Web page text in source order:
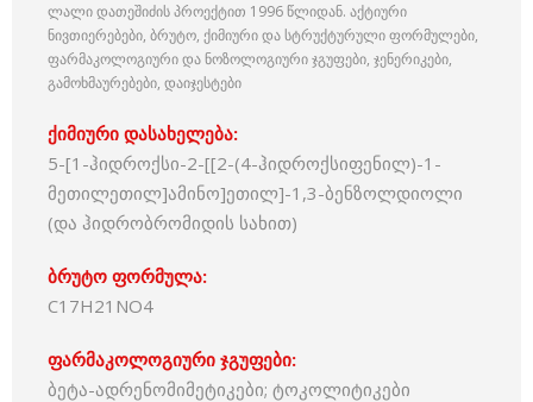
ლალი დათეშიძის პროექტით 1996 წლიდან. აქტიური
ნივთიერებები, ბრუტო, ქიმიური და სტრუქტურული ფორმულები,
ფარმაკოლოგიური და ნოზოლოგიური ჯგუფები, ჯენერიკები,
გამოხმაურებები, დაიჯესტები
ქიმიური დასახელება:
5-[1-ჰიდროქსი-2-[[2-(4-ჰიდროქსიფენილ)-1-
მეთილეთილ]ამინო]ეთილ]-1,3-ბენზოლდიოლი
(და ჰიდრობრომიდის სახით)
ბრუტო ფორმულა:
C17H21NO4
ფარმაკოლოგიური ჯგუფები:
ბეტა-ადრენომიმეტიკები; ტოკოლიტიკები